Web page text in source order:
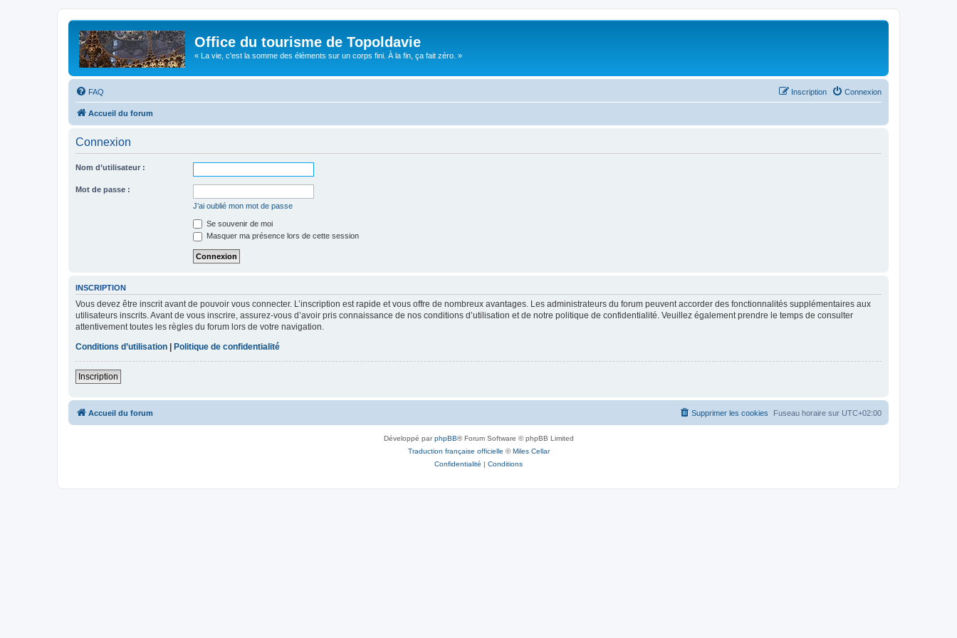
Office du tourisme de Topoldavie
« La vie, c'est la somme des éléments sur un corps fini. À la fin, ça fait zéro. »
FAQ Connexion
Inscription
Accueil du forum
Connexion
Nom d’utilisateur :
Mot de passe :
J’ai oublié mon mot de passe
Se souvenir de moi
Masquer ma présence lors de cette session
INSCRIPTION
Vous devez être inscrit avant de pouvoir vous connecter. L’inscription est rapide et vous offre de nombreux avantages. Les administrateurs du forum peuvent accorder des fonctionnalités supplémentaires aux
utilisateurs inscrits. Avant de vous inscrire, assurez-vous d’avoir pris connaissance de nos conditions d’utilisation et de notre politique de confidentialité. Veuillez également prendre le temps de consulter
attentivement toutes les règles du forum lors de votre navigation.
Conditions d’utilisation
Politique de confidentialité
Inscription
Accueil du forum Fuseau horaire sur UTC+02:00
Supprimer les cookies
Développé parphpBB® Forum Software © phpBB Limited
Traduction française officielle ©Miles Cellar
Confidentialité | Conditions